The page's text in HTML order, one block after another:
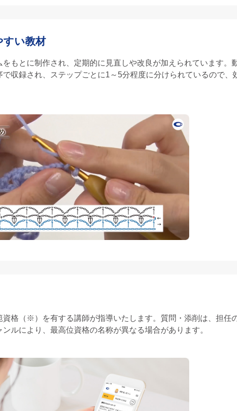
すい教材
もとに制作され、定期的に見直しや改良が加えられています。
収録され、ステップごとに1～5分程度に分けられているので、
格（※）を有する講師が指導いたします。質問・添削は、担任
ルにより、最高位資格の名称が異なる場合があります。